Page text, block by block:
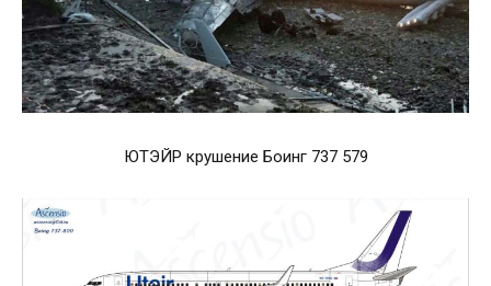
ЮТЭЙР крушение Боинг 737 579